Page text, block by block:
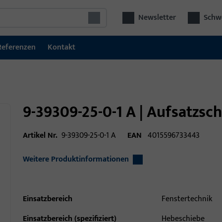
Newsletter
Kontakt
9-39309-25-0-1 A |
Artikel Nr. 9-39309-25-0-1 A EAN 4015596733443
Weitere Produktinformationen
Einsatzbereich
Fenstertechnik
Einsatzbereich (spezifiziert)
Hebeschiebe